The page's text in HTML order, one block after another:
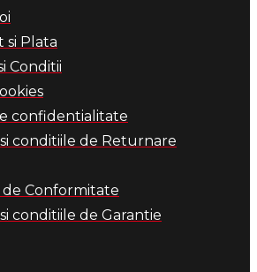
si Plata
Conditii
confidentialitate
conditiile de Returnare
Conformitate
conditiile de Garantie